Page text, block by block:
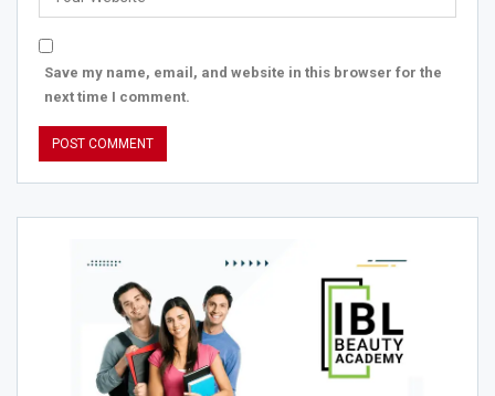
Save my name, email, and website in this browser for the
next time I comment.